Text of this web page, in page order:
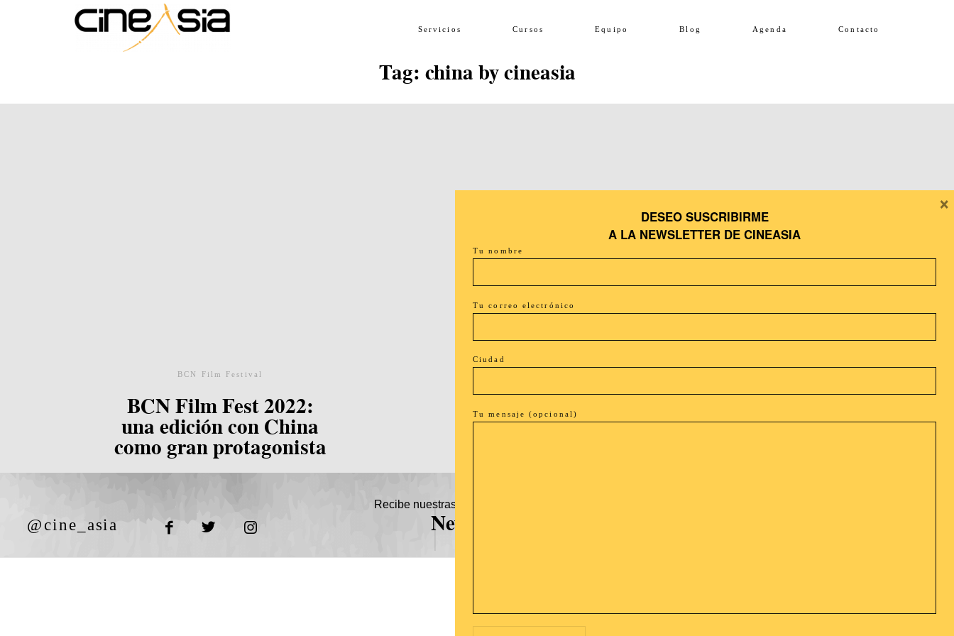
Servicios Cursos Equipo Blog Agenda Contacto
Tag: china by cineasia
Lee el Post
BCN Film Festival
BCN Film Fest 2022:
una edición con China
como gran protagonista
@cine_asia
Recibe nuestras novedades en tu buzón!
Newsletter
DESEO SUSCRIBIRME
A LA NEWSLETTER DE CINEASIA
Tu nombre
Tu correo electrónico
Ciudad
Tu mensaje (opcional)
×